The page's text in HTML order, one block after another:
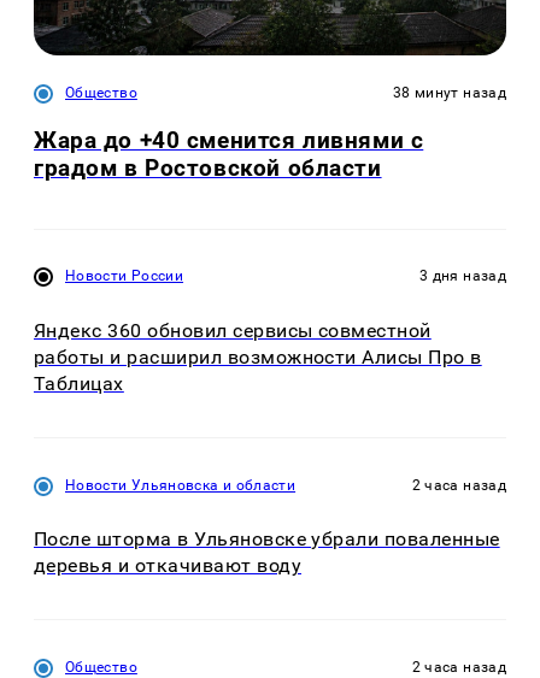
Общество 38 минут назад
Жара до +40 сменится ливнями с
градом в Ростовской области
Новости России 3 дня назад
Яндекс 360 обновил сервисы совместной
работы и расширил возможности Алисы Про в
Таблицах
Новости Ульяновска и области 2 часа назад
После шторма в Ульяновске убрали поваленные
деревья и откачивают воду
Общество 2 часа назад